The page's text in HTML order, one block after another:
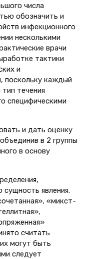
числа
обозначить и
инфекционного
несколькими
врачи
тактики
и
поскольку каждый
течения
специфическими
и дать оценку
в 2 группы
в основу
явления.
«микст-
считать
могут быть
следует